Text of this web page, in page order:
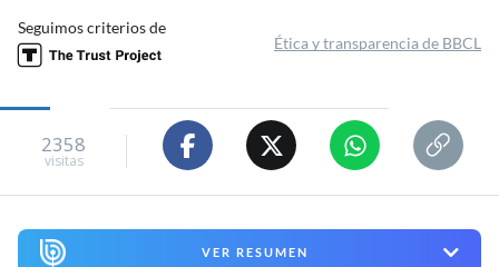
Seguimos criterios de
Ética y transparencia de BBCL
2358
visitas
VER RESUMEN